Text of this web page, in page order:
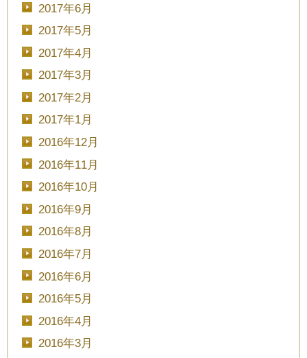
2017年6月
2017年5月
2017年4月
2017年3月
2017年2月
2017年1月
2016年12月
2016年11月
2016年10月
2016年9月
2016年8月
2016年7月
2016年6月
2016年5月
2016年4月
2016年3月